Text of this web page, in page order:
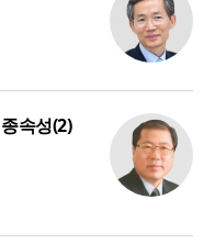
속성(2)